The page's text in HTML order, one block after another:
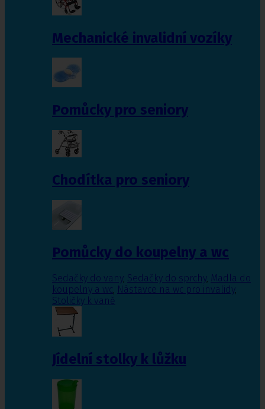
Mechanické invalidní vozíky
Pomůcky pro seniory
Chodítka pro seniory
Pomůcky do koupelny a wc
Sedačky do vany, Sedačky do sprchy, Madla do
koupelny a wc, Nástavce na wc pro invalidy,
Stoličky k vaně
Jídelní stolky k lůžku